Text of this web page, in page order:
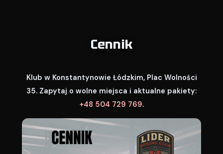
Cennik
Klub w Konstantynowie Łódzkim, Plac Wolności
35. Zapytaj o wolne miejsca i aktualne pakiety:
+48 504 729 769.